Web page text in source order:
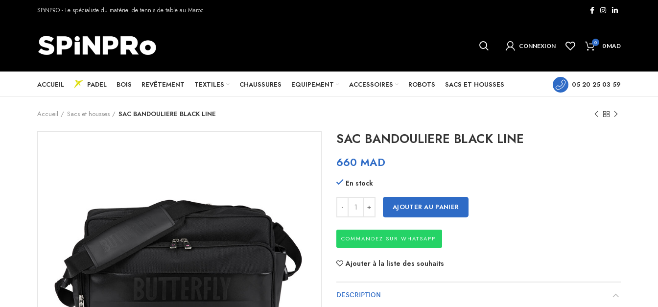
SPiNPRO - Le spécialiste du matériel de tennis de table au Maroc
CONNEXION 0 0MAD
ACCUEIL PADEL BOIS REVÊTEMENT TEXTILES CHAUSSURES EQUIPEMENT ACCESSOIRES ROBOTS SACS ET HOUSSES 05 20 25 03 59
Accueil Sacs et housses SAC BANDOULIERE BLACK LINE
SAC BANDOULIERE BLACK LINE
660 MAD
En stock
AJOUTER AU PANIER
COMMANDEZ SUR WHATSAPP
Ajouter à la liste des souhaits
DESCRIPTION